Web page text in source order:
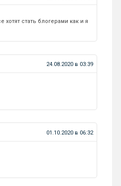
хотят стать блогерами как и я
24.08.2020 в 03:39
01.10.2020 в 06:32